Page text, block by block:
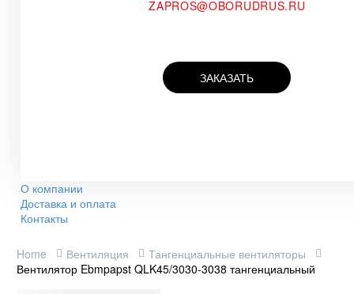
ZAPROS@OBORUDRUS.RU
ЗАКАЗАТЬ
О компании
Доставка и оплата
Контакты
Home Вентиляция
Тангенциальные вентиляторы
Вентилятор Ebmpapst QLK45/3030-3038 тангенциальный